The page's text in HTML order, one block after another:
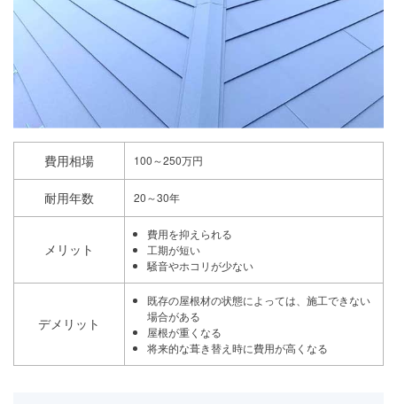
費用相場 100～250万円
耐用年数 20～30年
メリット
費用を抑えられる
工期が短い
騒音やホコリが少ない
デメリット
既存の屋根材の状態によっては、施工できない
場合がある
屋根が重くなる
将来的な葺き替え時に費用が高くなる